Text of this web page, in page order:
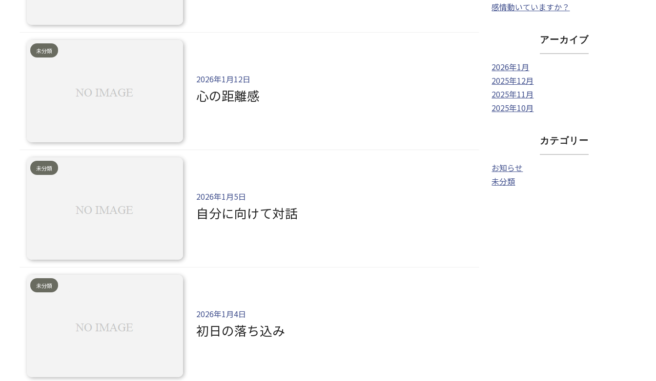
未分類
2026年1月12日
心の距離感
未分類
2026年1月5日
自分に向けて対話
未分類
2026年1月4日
初日の落ち込み
感情動いていますか？
アーカイブ
2026年1月
2025年12月
2025年11月
2025年10月
カテゴリー
お知らせ
未分類